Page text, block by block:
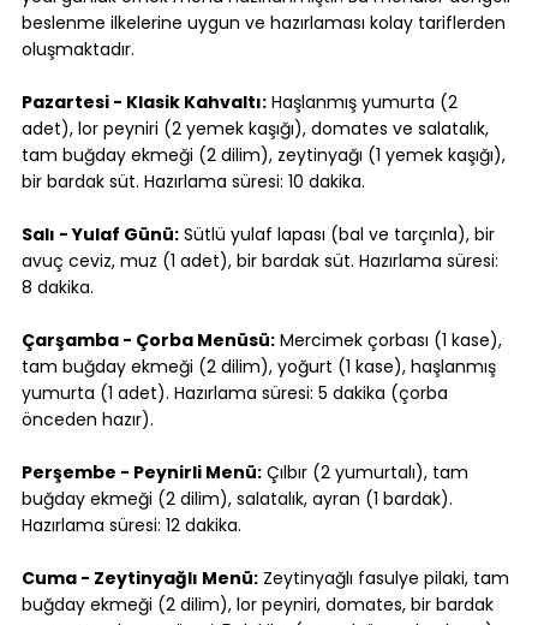
beslenme ilkelerine uygun ve hazırlaması kolay tariflerden
oluşmaktadır.
Pazartesi - Klasik Kahvaltı: Haşlanmış yumurta (2
adet), lor peyniri (2 yemek kaşığı), domates ve salatalık,
tam buğday ekmeği (2 dilim), zeytinyağı (1 yemek kaşığı),
bir bardak süt. Hazırlama süresi: 10 dakika.
Salı - Yulaf Günü: Sütlü yulaf lapası (bal ve tarçınla), bir
avuç ceviz, muz (1 adet), bir bardak süt. Hazırlama süresi:
8 dakika.
Çarşamba - Çorba Menüsü: Mercimek çorbası (1 kase),
tam buğday ekmeği (2 dilim), yoğurt (1 kase), haşlanmış
yumurta (1 adet). Hazırlama süresi: 5 dakika (çorba
önceden hazır).
Perşembe - Peynirli Menü: Çılbır (2 yumurtalı), tam
buğday ekmeği (2 dilim), salatalık, ayran (1 bardak).
Hazırlama süresi: 12 dakika.
Cuma - Zeytinyağlı Menü: Zeytinyağlı fasulye pilaki, tam
buğday ekmeği (2 dilim), lor peyniri, domates, bir bardak